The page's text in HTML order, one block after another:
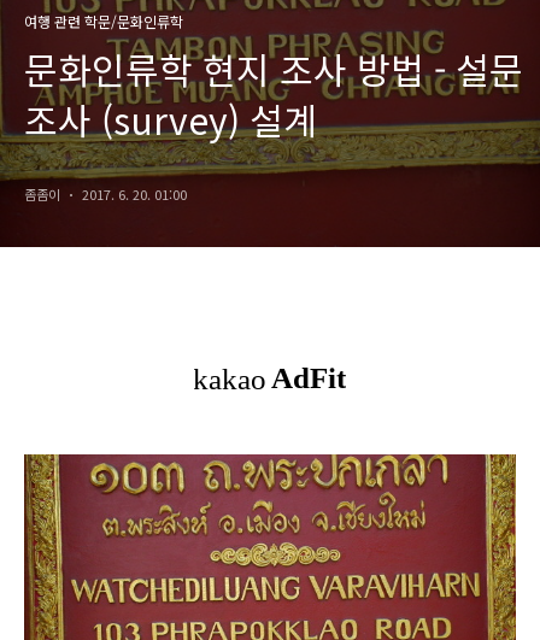
여행 관련 학문/문화인류학
문화인류학 현지 조사 방법 - 설문
조사 (survey) 설계
좀좀이 2017. 6. 20. 01:00